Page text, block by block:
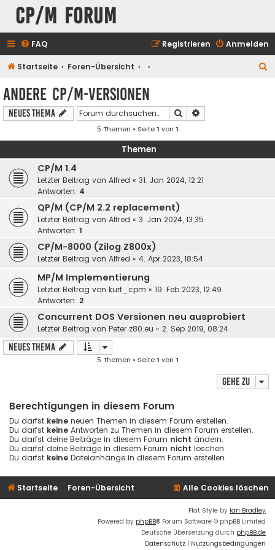
CP/M Forum
FAQ Anmelden
Registrieren
Startseite Foren-Übersicht
Andere CP/M-Versionen
Neues Thema Suche
5 Themen • Seite1 von 1
Themen
CP/M 1.4
Letzter Beitrag von Alfred « 31. Jan 2024, 12:21
Antworten: 4
QP/M (CP/M 2.2 replacement)
Letzter Beitrag von Alfred « 3. Jan 2024, 13:35
Antworten: 1
CP/M-8000 (Zilog Z800x)
Letzter Beitrag von Alfred « 4. Apr 2023, 18:54
MP/M Implementierung
Letzter Beitrag von kurt_cpm « 19. Feb 2023, 12:49
Antworten: 2
Concurrent DOS Versionen neu ausprobiert
Letzter Beitrag von Peter z80.eu « 2. Sep 2019, 08:24
Neues Thema
5 Themen • Seite1 von 1
Gehe zu
Berechtigungen in diesem Forum
Du darfst keine neuen Themen in diesem Forum erstellen.
Du darfst keine Antworten zu Themen in diesem Forum erstellen.
Du darfst deine Beiträge in diesem Forum nicht ändern.
Du darfst deine Beiträge in diesem Forum nicht löschen.
Du darfst keine Dateianhänge in diesem Forum erstellen.
Startseite Foren-Übersicht Alle Cookies löschen
Flat Style by Ian Bradley
Powered by phpBB® Forum Software © phpBB Limited
Deutsche Übersetzung durch phpBB.de
Datenschutz | Nutzungsbedingungen